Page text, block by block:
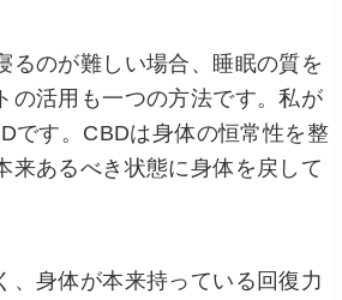
るのが難しい場合、睡眠の質を
の活用も一つの方法です。私が
です。CBDは身体の恒常性を整
来あるべき状態に身体を戻して
、身体が本来持っている回復力